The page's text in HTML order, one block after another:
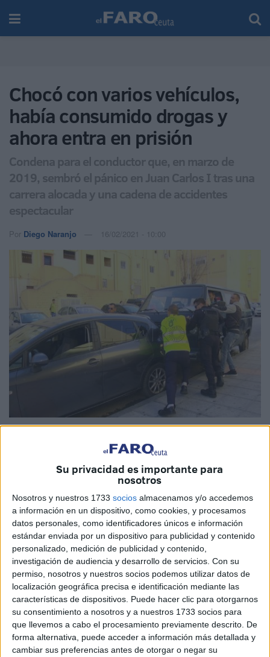
Su privacidad es importante para
nosotros
Nosotros y nuestros 1733 socios almacenamos y/o accedemos
a información en un dispositivo, como cookies, y procesamos
datos personales, como identificadores únicos e información
estándar enviada por un dispositivo para publicidad y contenido
personalizado, medición de publicidad y contenido,
investigación de audiencia y desarrollo de servicios. Con su
permiso, nosotros y nuestros socios podemos utilizar datos de
localización geográfica precisa e identificación mediante las
características de dispositivos. Puede hacer clic para otorgarnos
su consentimiento a nosotros y a nuestros 1733 socios para
que llevemos a cabo el procesamiento previamente descrito. De
forma alternativa, puede acceder a información más detallada y
cambiar sus preferencias antes de otorgar o negar su
Chocó con varios vehículos,
había consumido drogas y
ahora entra en prisión
Condena para el conductor que, en marzo de
2019, sembró el pánico en Juan Carlos I tras una
carrera alocada y una cadena de accidentes
espectacular
Por Diego Naranjo 16/02/2021 - 10:00
El 20 de marzo de 2019, un espectacular accidente en
la barriada de Juan Carlos I de Ceutasembró el pánico
entre los vecinos que, a esa hora, las 16:30 horas, se
disponían a salir de sus hogares para el trabajo u otros
menesteres. Esa rutina quedó abortada cuando el
conductor de un vehículo, llamado B.A.B.S. terminó
empotrándose contra otros que estaban estacionados en
la zona. Hoy ha sido el juicio, y el acusado ha aceptado
las penas de 9 meses de prisión y tres años sin poder
conducir, por dos delitos contra la seguridad vial. Además
deberá entrar entre rejas por tener antecedentes, paso que